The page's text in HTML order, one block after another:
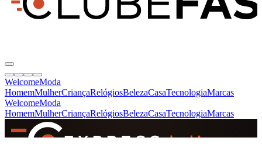
WelcomeModa
HomemMulherCriançaRelógiosBelezaCasaTecnologiaMarcas
WelcomeModa
HomemMulherCriançaRelógiosBelezaCasaTecnologiaMarcas